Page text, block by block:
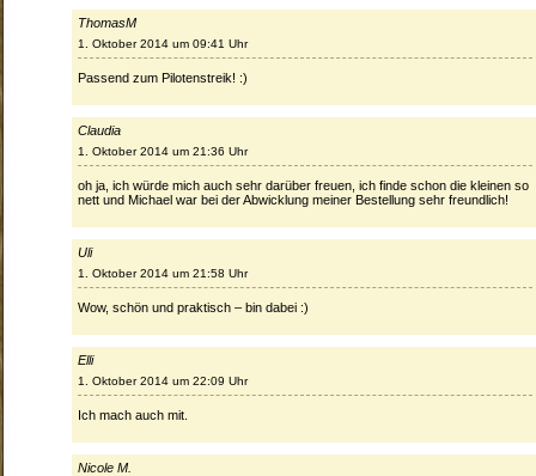
ThomasM
1. Oktober 2014 um 09:41 Uhr
Passend zum Pilotenstreik! :)
Claudia
1. Oktober 2014 um 21:36 Uhr
oh ja, ich würde mich auch sehr darüber freuen, ich finde schon die kleinen so
nett und Michael war bei der Abwicklung meiner Bestellung sehr freundlich!
Uli
1. Oktober 2014 um 21:58 Uhr
Wow, schön und praktisch – bin dabei :)
Elli
1. Oktober 2014 um 22:09 Uhr
Ich mach auch mit.
Nicole M.